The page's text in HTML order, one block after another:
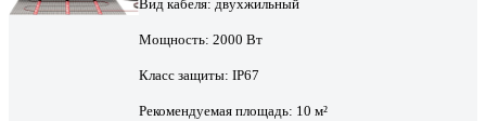
Вид кабеля: двухжильный
Мощность: 2000 Вт
Класс защиты: IP67
Рекомендуемая площадь: 10 м²